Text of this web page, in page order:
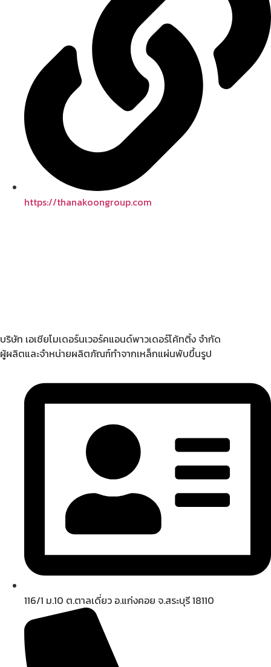
https://thanakoongroup.com
บริษัท เอเชียโมเดอร์นเวอร์คแอนด์พาวเดอร์โค้ทติ้ง จำกัด
ผู้ผลิตและจำหน่ายผลิตภัณฑ์ทำจากเหล็กแผ่นพับขึ้นรูป
116/1 ม.10 ต.ตาลเดี่ยว อ.แก่งคอย จ.สระบุรี 18110